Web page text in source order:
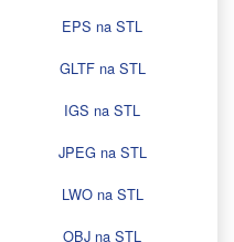
EPS na STL
GLTF na STL
IGS na STL
JPEG na STL
LWO na STL
OBJ na STL